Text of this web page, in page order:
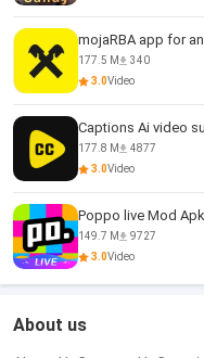
mojaRBA app for
177.5 M
340
3.0Video
Captions Ai video
177.8 M
4877
3.0Video
Poppo live Mod
149.7 M
9727
3.0Video
About us